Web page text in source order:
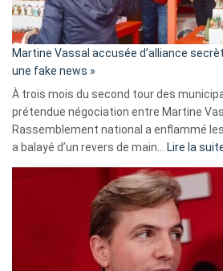
Martine Vassal accusée d’alliance
une fake news »
À trois mois du second tour des
prétendue négociation entre Martine
Rassemblement national a enflammé
a balayé d’un revers de main… Lire la